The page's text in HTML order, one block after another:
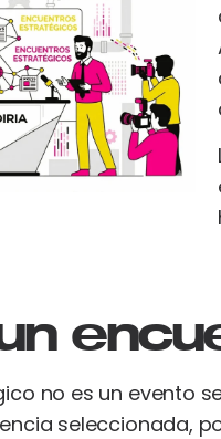
no es un evento
seleccionada,